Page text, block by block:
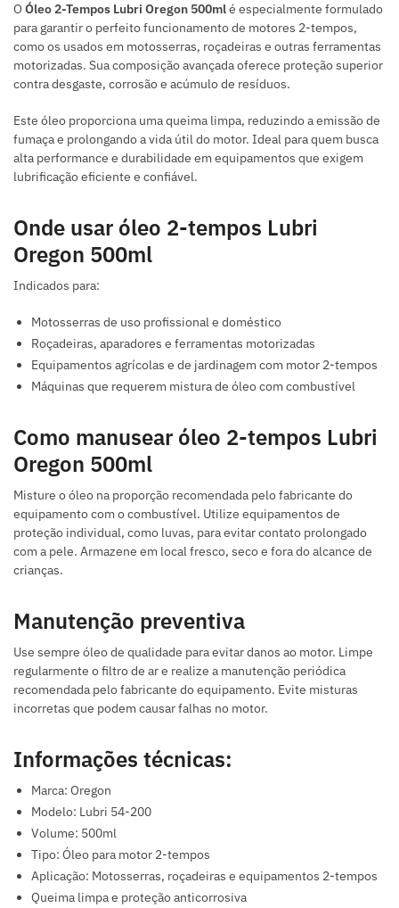
O Óleo 2-Tempos Lubri Oregon 500mlé especialmente formulado
para garantir o perfeito funcionamento de motores 2-tempos,
como os usados em motosserras, roçadeiras e outras ferramentas
motorizadas. Sua composição avançada oferece proteção superior
contra desgaste, corrosão e acúmulo de resíduos.
Este óleo proporciona uma queima limpa, reduzindo a emissão de
fumaça e prolongando a vida útil do motor. Ideal para quem busca
alta performance e durabilidade em equipamentos que exigem
lubrificação eficiente e confiável.
Onde usar óleo 2-tempos Lubri
Oregon 500ml
Indicados para:
Motosserras de uso profissional e doméstico
Roçadeiras, aparadores e ferramentas motorizadas
Equipamentos agrícolas e de jardinagem com motor 2-tempos
Máquinas que requerem mistura de óleo com combustível
Como manusear óleo 2-tempos Lubri
Oregon 500ml
Misture o óleo na proporção recomendada pelo fabricante do
equipamento com o combustível. Utilize equipamentos de
proteção individual, como luvas, para evitar contato prolongado
com a pele. Armazene em local fresco, seco e fora do alcance de
crianças.
Manutenção preventiva
Use sempre óleo de qualidade para evitar danos ao motor. Limpe
regularmente o filtro de ar e realize a manutenção periódica
recomendada pelo fabricante do equipamento. Evite misturas
incorretas que podem causar falhas no motor.
Informações técnicas:
Marca: Oregon
Modelo: Lubri 54-200
Volume: 500ml
Tipo: Óleo para motor 2-tempos
Aplicação: Motosserras, roçadeiras e equipamentos 2-tempos
Queima limpa e proteção anticorrosiva